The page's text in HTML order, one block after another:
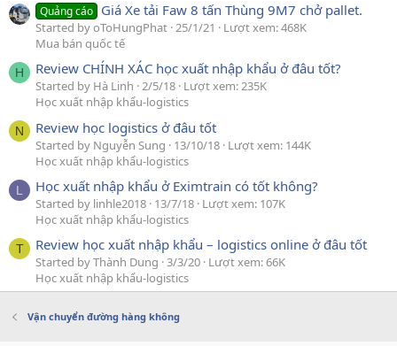
Quảng cáo Giá Xe tải Faw 8 tấn Thùng 9M7 chở pallet.
Started by oToHungPhat 25/1/21
Lượt xem: 468K
Mua bán quốc tế
H Review CHÍNH XÁC học xuất nhập khẩu ở đâu tốt?
Started by Hà Linh 2/5/18 Lượt xem: 235K
Học xuất nhập khẩu-logistics
N Review học logistics ở đâu tốt
Started by Nguyễn Sung 13/10/18 Lượt xem: 144K
Học xuất nhập khẩu-logistics
L Học xuất nhập khẩu ở Eximtrain có tốt không?
Started by linhle2018 13/7/18 Lượt xem: 107K
Học xuất nhập khẩu-logistics
T Review học xuất nhập khẩu – logistics online ở đâu tốt
Started by Thành Dung 3/3/20 Lượt xem: 66K
Học xuất nhập khẩu-logistics
Vận chuyển đường hàng không